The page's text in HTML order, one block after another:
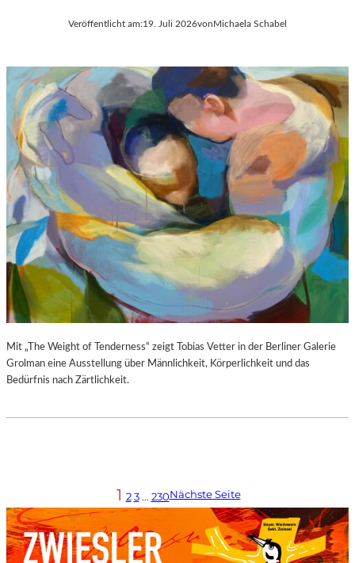
Veröffentlicht am:19. Juli 2026vonMichaela Schabel
Mit „The Weight of Tenderness“ zeigt Tobias Vetter in der Berliner Galerie
Grolman eine Ausstellung über Männlichkeit, Körperlichkeit und das
Bedürfnis nach Zärtlichkeit.
1 2 3 … 230Nächste Seite